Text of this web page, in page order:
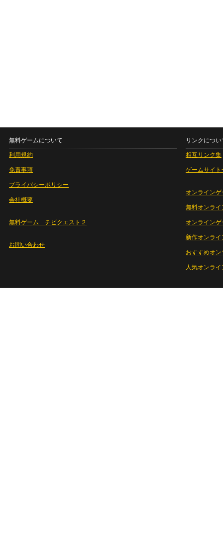
無料ゲームについて
利用規約
免責事項
プライバシーポリシー
会社概要
無料ゲーム チビクエスト２
お問い合わせ
リンクについ
相互リンク集
ゲームサイト
オンラインゲ
無料オンライ
オンライン
新作オンライ
おすすめオ
人気オンラ